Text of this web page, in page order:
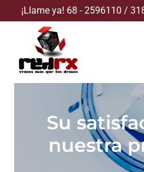
¡Llame ya! 68 - 2596110 /
Su
nuestra